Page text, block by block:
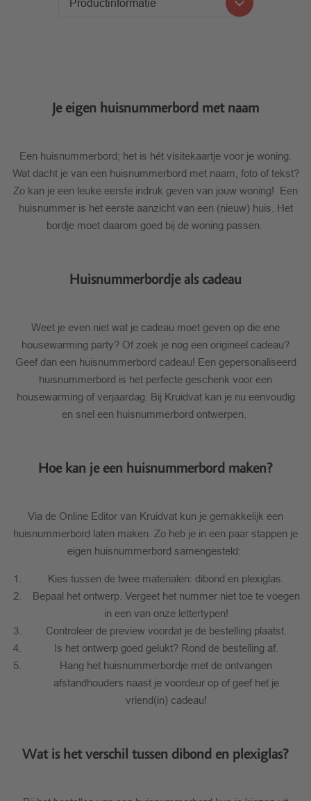
Productinformatie
Je eigen huisnummerbord met naam
Een huisnummerbord; het is hét visitekaartje voor je woning.
Wat dacht je van een huisnummerbord met naam, foto of tekst?
Zo kan je een leuke eerste indruk geven van jouw woning! Een
huisnummer is het eerste aanzicht van een (nieuw) huis. Het
bordje moet daarom goed bij de woning passen.
Huisnummerbordje als cadeau
Weet je even niet wat je cadeau moet geven op die ene
housewarming party? Of zoek je nog een origineel cadeau?
Geef dan een huisnummerbord cadeau! Een gepersonaliseerd
huisnummerbord is het perfecte geschenk voor een
housewarming of verjaardag. Bij Kruidvat kan je nu eenvoudig
en snel een huisnummerbord ontwerpen.
Hoe kan je een huisnummerbord maken?
Via de Online Editor van Kruidvat kun je gemakkelijk een
huisnummerbord laten maken. Zo heb je in een paar stappen je
eigen huisnummerbord samengesteld:
Kies tussen de twee materialen: dibond en plexiglas.
Bepaal het ontwerp. Vergeet het nummer niet toe te voegen
in een van onze lettertypen!
Controleer de preview voordat je de bestelling plaatst.
Is het ontwerp goed gelukt? Rond de bestelling af.
Hang het huisnummerbordje met de ontvangen
afstandhouders naast je voordeur op of geef het je
vriend(in) cadeau!
Wat is het verschil tussen dibond en plexiglas?